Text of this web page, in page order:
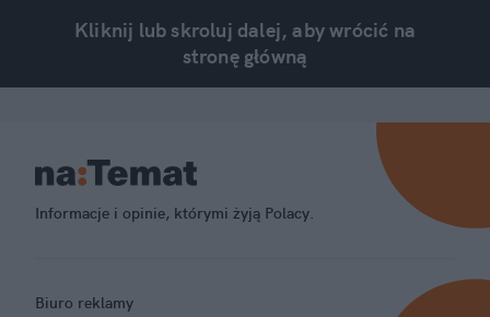
Kliknij lub skroluj dalej, aby wrócić na
stronę główną
Informacje i opinie, którymi żyją Polacy.
Biuro reklamy